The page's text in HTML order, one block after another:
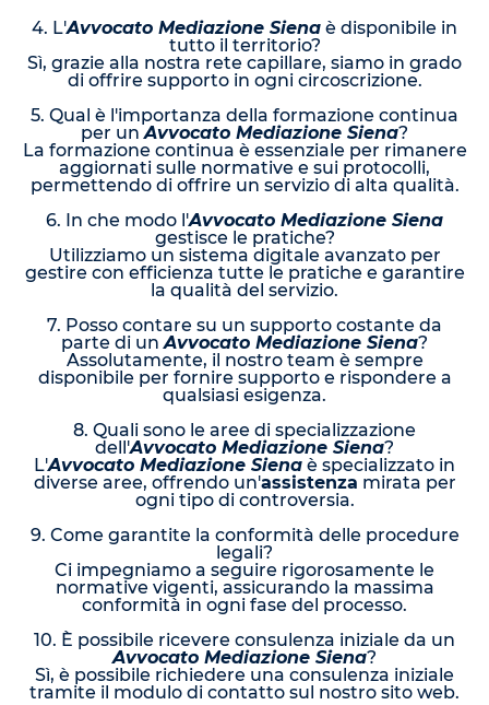
4. L'Avvocato Mediazione Siena è disponibile in
tutto il territorio?
Sì, grazie alla nostra rete capillare, siamo in grado
di offrire supporto in ogni circoscrizione.
5. Qual è l'importanza della formazione continua
per unAvvocato Mediazione Siena?
La formazione continua è essenziale per rimanere
aggiornati sulle normative e sui protocolli,
permettendo di offrire un servizio di alta qualità.
6. In che modo l'Avvocato Mediazione Siena
gestisce le pratiche?
Utilizziamo un sistema digitale avanzato per
gestire con efficienza tutte le pratiche e garantire
la qualità del servizio.
7. Posso contare su un supporto costante da
parte di unAvvocato Mediazione Siena?
Assolutamente, il nostro team è sempre
disponibile per fornire supporto e rispondere a
qualsiasi esigenza.
8. Quali sono le aree di specializzazione
dell'Avvocato Mediazione Siena?
L'Avvocato Mediazione Siena è specializzato in
diverse aree, offrendo un'assistenza mirata per
ogni tipo di controversia.
9. Come garantite la conformità delle procedure
legali?
Ci impegniamo a seguire rigorosamente le
normative vigenti, assicurando la massima
conformità in ogni fase del processo.
10. È possibile ricevere consulenza iniziale da un
Avvocato Mediazione Siena?
Sì, è possibile richiedere una consulenza iniziale
tramite il modulo di contatto sul nostro sito web.